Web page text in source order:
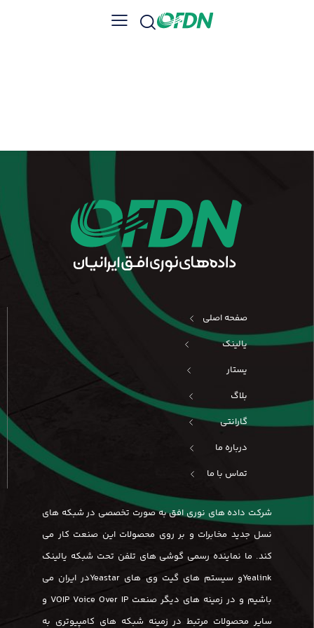
صفحه اصلی
یالینک
یستار
بلاگ
گارانتی
درباره ما
تماس با ما
شرکت داده های نوری افق به صورت تخصصی در شبکه های
نسل جدید مخابرات و بر روی محصولات این صنعت کار می
کند. ما نماینده رسمی گوشی های تلفن تحت شبکه یالینک
Yealinkو سیستم های گیت وی های Yeastarدر ایران می
باشیم و در زمینه های دیگر صنعت VOIP Voice Over IP و
سایر محصولات مرتبط در زمینه شبکه های کامپیوتری به